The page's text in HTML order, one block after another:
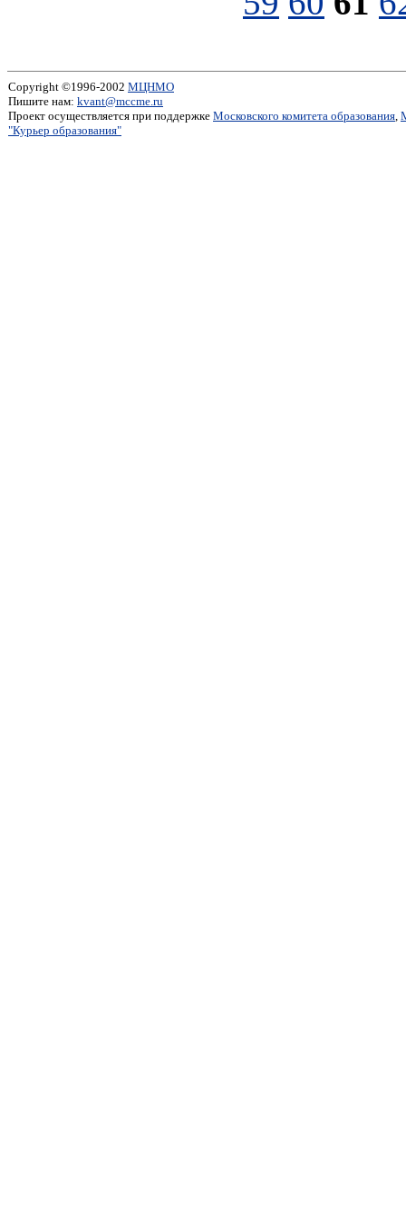
Copyright ©1996-2002 МЦНМО
Пишите нам: kvant@mccme.ru
Проект осуществляется при поддержке Московского комитета образования,
"Курьер образования"